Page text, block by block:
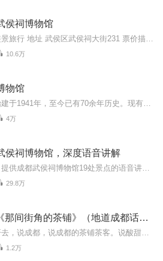
侯祠博物馆
10.6万
物馆
4万
侯祠博物馆，深度语音讲解
29.8万
成都茶馆/《那间街角的茶铺》（地道成都话版）
1.2万